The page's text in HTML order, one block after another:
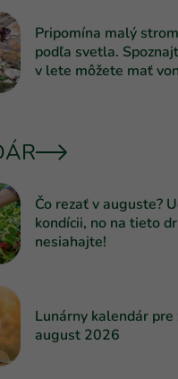
Pripomína malý
podľa svetla.
v lete môžete mať
Čo rezať v auguste?
kondícii, no na tieto
nesiahajte!
Lunárny kalendár pre
august 2026